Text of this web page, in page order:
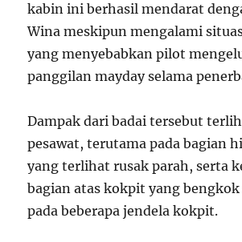
kabin ini berhasil mendarat
Wina meskipun mengalami
yang menyebabkan pilot
panggilan mayday selama
Dampak dari badai tersebut
pesawat, terutama pada bagian
yang terlihat rusak parah, serta
bagian atas kokpit yang
pada beberapa jendela kokpit.